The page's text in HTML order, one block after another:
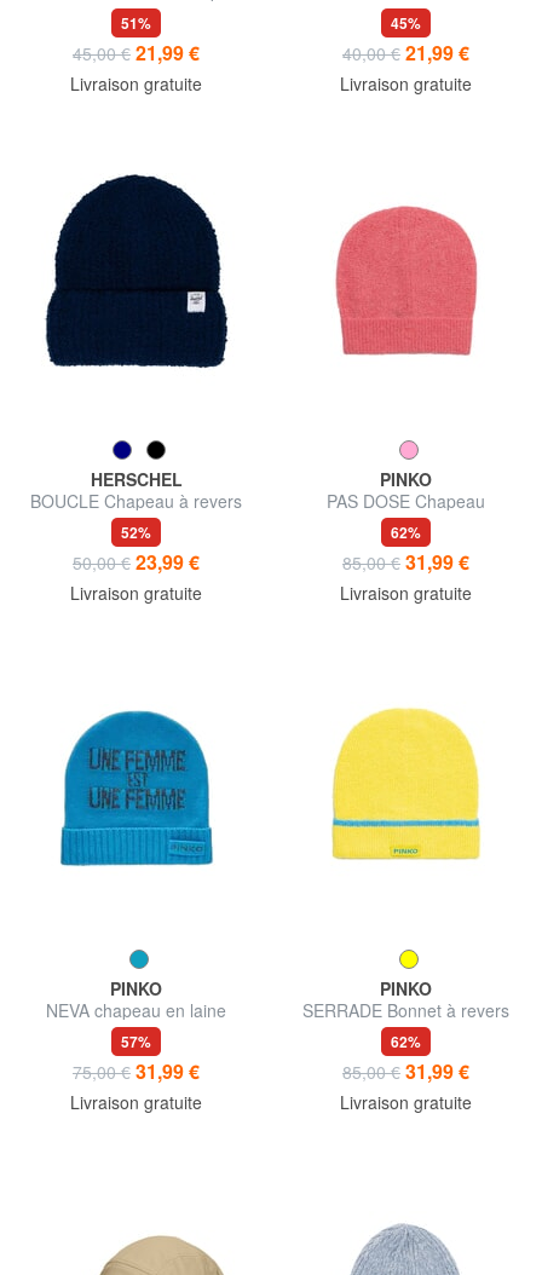
51%
45,00 € 21,99 €
Livraison gratuite
Bob
45%
40,00 € 21,99 €
Livraison gratuite
HERSCHEL
BOUCLE Chapeau à revers
52%
50,00 € 23,99 €
Livraison gratuite
PINKO
PAS DOSE Chapeau
62%
85,00 € 31,99 €
Livraison gratuite
PINKO
NEVA chapeau en laine
57%
75,00 € 31,99 €
Livraison gratuite
PINKO
SERRADE Bonnet à revers
62%
85,00 € 31,99 €
Livraison gratuite